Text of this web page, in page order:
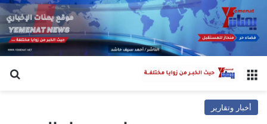
القائمة
أخبار وتقارير